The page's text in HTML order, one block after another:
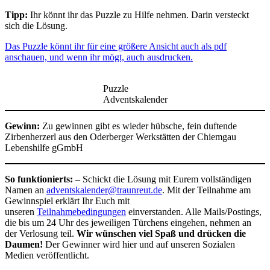
Tipp: Ihr könnt ihr das Puzzle zu Hilfe nehmen. Darin versteckt
sich die Lösung.
Das Puzzle könnt ihr für eine größere Ansicht auch als pdf
anschauen, und wenn ihr mögt, auch ausdrucken.
Puzzle
Adventskalender
Gewinn: Zu gewinnen gibt es wieder hübsche, fein duftende
Zirbenherzerl aus den Oderberger Werkstätten der Chiemgau
Lebenshilfe gGmbH
So funktionierts: – Schickt die Lösung mit Eurem vollständigen
Namen an adventskalender@traunreut.de. Mit der Teilnahme am
Gewinnspiel erklärt Ihr Euch mit
unseren Teilnahmebedingungen einverstanden. Alle Mails/Postings,
die bis um 24 Uhr des jeweiligen Türchens eingehen, nehmen an
der Verlosung teil. Wir wünschen viel Spaß und drücken die
Daumen! Der Gewinner wird hier und auf unseren Sozialen
Medien veröffentlicht.